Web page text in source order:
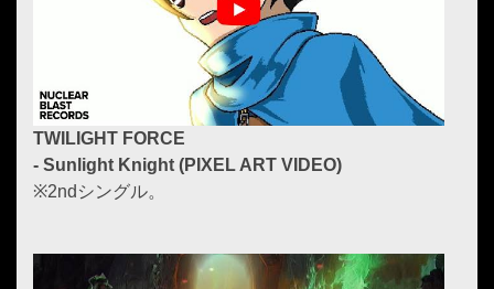
TWILIGHT FORCE
- Sunlight Knight (PIXEL ART VIDEO)
※2ndシングル。